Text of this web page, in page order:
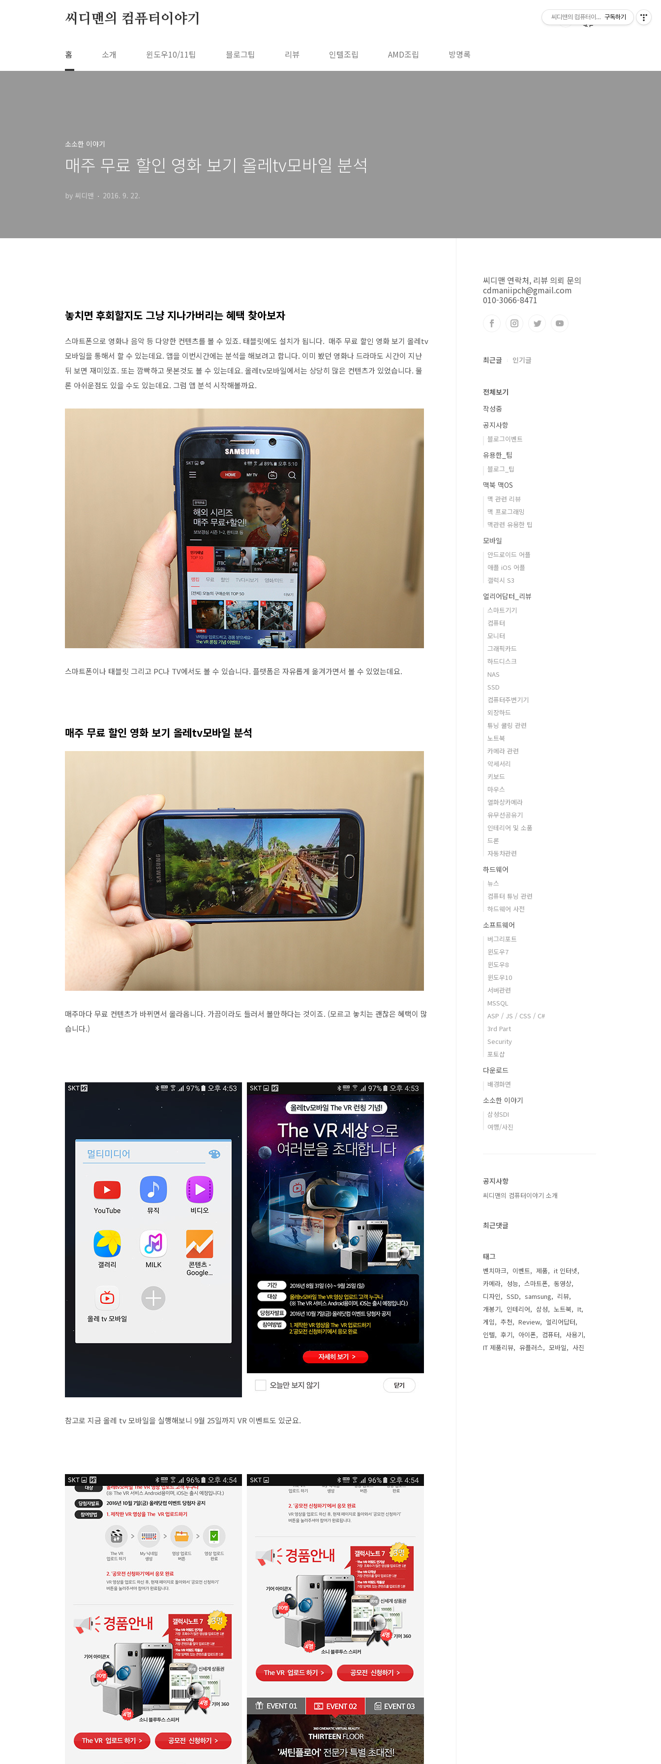
씨디맨의 컴퓨터이야기
홈 소개 윈도우10/11팁 블로그팁 리뷰 인텔조립 AMD조립 방명록
소소한 이야기
매주 무료 할인 영화 보기 올레tv모바일 분석
by 씨디맨 2016. 9. 22.
놓치면 후회할지도 그냥 지나가버리는 혜택 찾아보자
스마트폰으로 영화나 음악 등 다양한 컨텐츠를 볼 수 있죠. 태블릿에도 설치가 됩니다. 매주 무료 할인 영화 보기 올레tv
모바일을 통해서 할 수 있는데요. 앱을 이번시간에는 분석을 해보려고 합니다. 이미 봤던 영화나 드라마도 시간이 지난
뒤 보면 재미있죠. 또는 깜빡하고 못본것도 볼 수 있는데요. 올레tv모바일에서는 상당히 많은 컨텐츠가 있었습니다. 물
론 아쉬운점도 있을 수도 있는데요. 그럼 앱 분석 시작해볼까요.
스마트폰이나 태블릿 그리고 PC나 TV에서도 볼 수 있습니다. 플랫폼은 자유롭게 옮겨가면서 볼 수 있었는데요.
매주 무료 할인 영화 보기 올레tv모바일 분석
매주마다 무료 컨텐츠가 바뀌면서 올라옵니다. 가끔이라도 들러서 볼만하다는 것이죠. (모르고 놓치는 괜찮은 혜택이 많
습니다.)
참고로 지금 올레 tv 모바일을 실행해보니 9월 25일까지 VR 이벤트도 있군요.
씨디맨 연락처, 리뷰 의뢰 문의
cdmaniipch@gmail.com
010-3066-8471
최근글 인기글
전체보기
작성중
공지사항
블로그이벤트
유용한_팁
블로그_팁
맥북 맥OS
맥 관련 리뷰
맥 프로그래밍
맥관련 유용한 팁
모바일
안드로이드 어플
애플 iOS 어플
갤럭시 S3
얼리어답터_리뷰
스마트기기
컴퓨터
모니터
그래픽카드
하드디스크
NAS
SSD
컴퓨터주변기기
외장하드
튜닝 쿨링 관련
노트북
카메라 관련
악세서리
키보드
마우스
열화상카메라
유무선공유기
인테리어 및 소품
드론
자동차관련
하드웨어
뉴스
컴퓨터 튜닝 관련
하드웨어 사전
소프트웨어
버그리포트
윈도우7
윈도우8
윈도우10
서버관련
MSSQL
ASP / JS / CSS / C#
3rd Part
Security
포토샵
다운로드
배경화면
소소한 이야기
삼성SDI
여행/사진
공지사항
씨디맨의 컴퓨터이야기 소개
최근댓글
태그
벤치마크 이벤트 제품
it 인터넷
카메라
성능 스마트폰
동영상
디자인
SSD samsung
리뷰
개봉기
인테리어 삼성 노트북
It
게임
추천 Review
얼리어답터
인텔
후기 아이폰 컴퓨터
사용기
IT 제품리뷰
유플러스 모바일 사진
씨디맨의 컴퓨터이야기구독하기